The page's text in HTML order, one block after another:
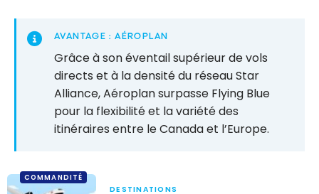
AVANTAGE : AÉROPLAN
Grâce à son éventail supérieur de vols
directs et à la densité du réseau Star
Alliance, Aéroplan surpasse Flying Blue
pour la flexibilité et la variété des
itinéraires entre le Canada et l’Europe.
COMMANDITÉ
DESTINATIONS